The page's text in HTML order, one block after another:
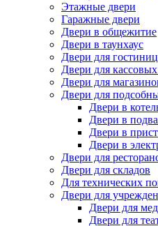
Этажные двери
Гаражные двери
Двери в общежитие
Двери в таунхаус
Двери для гостиниц
Двери для
Двери для
Двери для
Двери в
Двери в
Двери в
Двери в
Двери для
Двери для складов
Для технических
Двери для
Двери для
Двери для